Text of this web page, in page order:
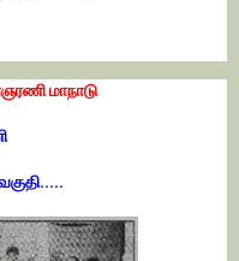
மாநாடு